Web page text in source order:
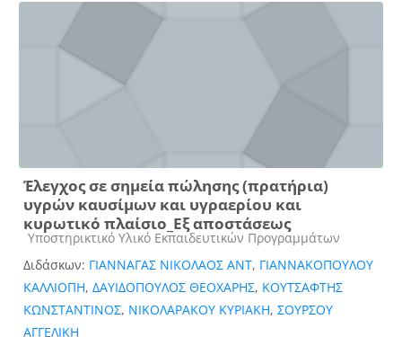
Έλεγχος σε σημεία πώλησης (πρατήρια)
υγρών καυσίμων και υγραερίου και
κυρωτικό πλαίσιο_Εξ αποστάσεως
Κατηγορία μαθήματος
Υποστηρικτικό Υλικό Εκπαιδευτικών Προγραμμάτων
Διδάσκων: ΓΙΑΝΝΑΓΑΣ ΝΙΚΟΛΑΟΣ ΑΝΤ, ΓΙΑΝΝΑΚΟΠΟΥΛΟΥ
ΚΑΛΛΙΟΠΗ, ΔΑΥΙΔΟΠΟΥΛΟΣ ΘΕΟΧΑΡΗΣ, ΚΟΥΤΣΑΦΤΗΣ
ΚΩΝΣΤΑΝΤΙΝΟΣ, ΝΙΚΟΛΑΡΑΚΟΥ ΚΥΡΙΑΚΗ, ΣΟΥΡΣΟΥ
ΑΓΓΕΛΙΚΗ